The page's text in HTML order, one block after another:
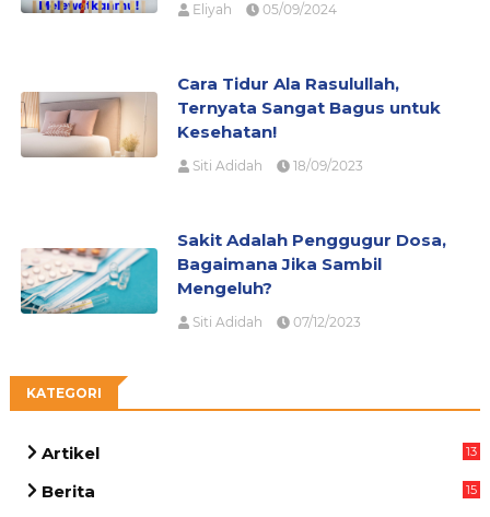
Eliyah 05/09/2024
Cara Tidur Ala Rasulullah,
Ternyata Sangat Bagus untuk
Kesehatan!
Siti Adidah 18/09/2023
Sakit Adalah Penggugur Dosa,
Bagaimana Jika Sambil
Mengeluh?
Siti Adidah 07/12/2023
KATEGORI
Artikel
13
Berita
15